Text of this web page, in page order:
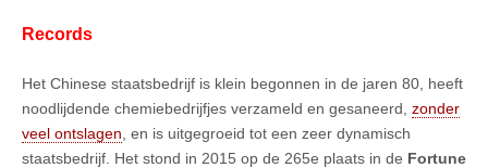
Records
Het Chinese staatsbedrijf is klein begonnen in de jaren 80, heeft
noodlijdende chemiebedrijfjes verzameld en gesaneerd, zonder
veel ontslagen , en is uitgegroeid tot een zeer dynamisch
staatsbedrijf. Het stond in 2015 op de 265e plaats in de Fortune